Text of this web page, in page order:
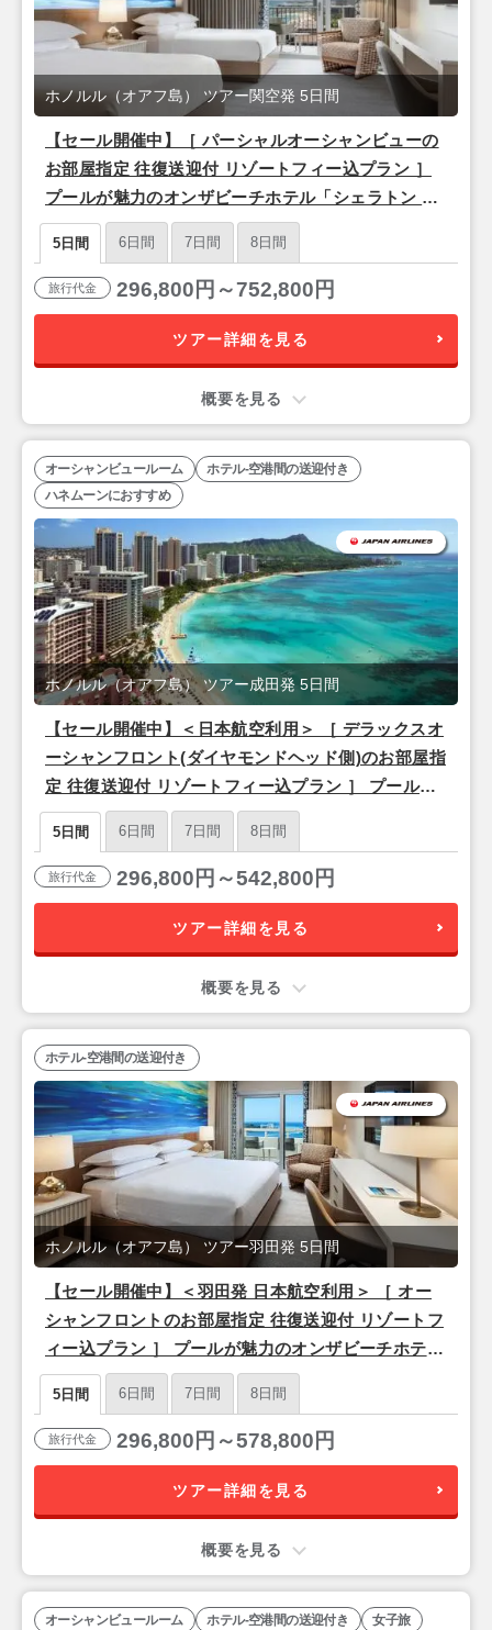
【セール開催中】［ パーシャルオーシャンビューの
お部屋指定 往復送迎付 リゾートフィー込プラン ］
プールが魅力のオンザビーチホテル「シェラトン ワ
イキキ」泊 ＜関空発・アラスカ航空（ハワイアンブ
ランド便）利用＞ 3泊5日間
ホノルル（オアフ島） ツアー関空発 5日間
5日間 6日間 7日間 8日間
旅行代金 296,800円～752,800円
ツアー詳細を見る
概要を見る
【セール開催中】＜日本航空利用＞ ［ デラックスオ
ーシャンフロント(ダイヤモンドヘッド側)のお部屋指
定 往復送迎付 リゾートフィー込プラン ］ プールが
魅力のオンザビーチホテル「シェラトン ワイキキ」
泊 3泊5日間
ホノルル（オアフ島） ツアー成田発 5日間
オーシャンビュールーム
ホテル-空港間の送迎付き
ハネムーンにおすすめ
5日間 6日間 7日間 8日間
旅行代金 296,800円～542,800円
ツアー詳細を見る
概要を見る
【セール開催中】＜羽田発 日本航空利用＞ ［ オー
シャンフロントのお部屋指定 往復送迎付 リゾートフ
ィー込プラン ］ プールが魅力のオンザビーチホテル
「シェラトン ワイキキ」泊 3泊5日間
ホノルル（オアフ島） ツアー羽田発 5日間
ホテル-空港間の送迎付き
5日間 6日間 7日間 8日間
旅行代金 296,800円～578,800円
ツアー詳細を見る
概要を見る
オーシャンビュールーム ホテル-空港間の送迎付き 女子旅